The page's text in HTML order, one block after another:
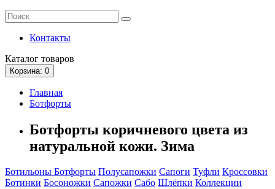
Контакты
Каталог товаров
Корзина: 0
Главная
Ботфорты
Ботфорты коричневого цвета из
натуральной кожи. Зима
Ботильоны Ботфорты Полусапожки Сапоги Туфли Кроссовки
Ботинки Босоножки Сапожки Сабо Шлёпки Коллекции